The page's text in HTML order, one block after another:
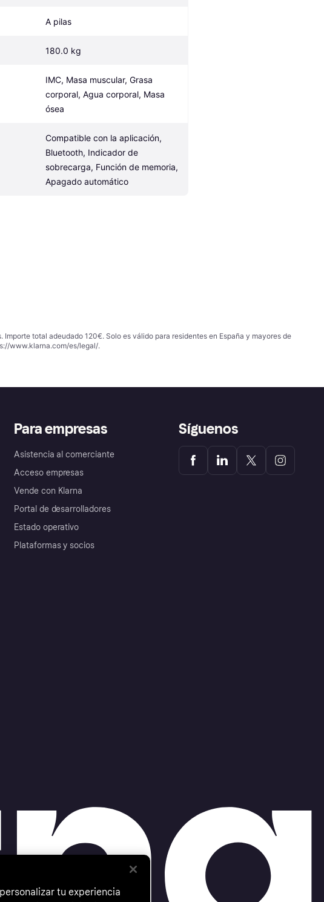
A pilas
180.0 kg
IMC, Masa muscular, Grasa
corporal, Agua corporal, Masa
ósea
Compatible con la aplicación,
Bluetooth, Indicador de
sobrecarga, Función de memoria,
Apagado automático
total adeudado 120€. Solo es válido para residentes en España y mayores de
www.klarna.com/es/legal/.
Para empresas
Asistencia al comerciante
Acceso empresas
Vende con Klarna
Portal de desarrolladores
Estado operativo
Plataformas y socios
Síguenos
tu experiencia